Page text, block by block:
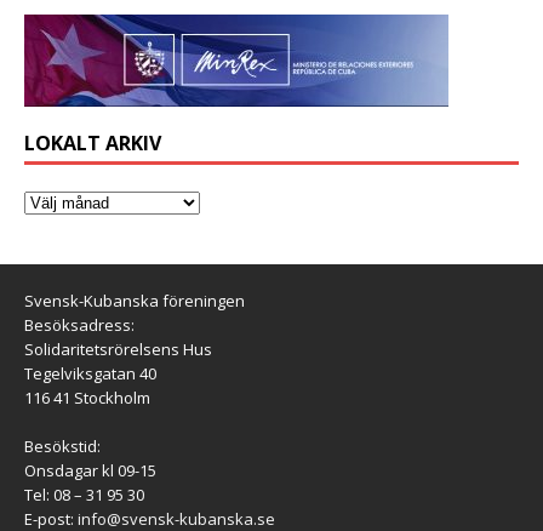
LOKALT ARKIV
Svensk-Kubanska föreningen
Besöksadress:
Solidaritetsrörelsens Hus
Tegelviksgatan 40
116 41 Stockholm
Besökstid:
Onsdagar kl 09-15
Tel: 08 – 31 95 30
E-post: info@svensk-kubanska.se